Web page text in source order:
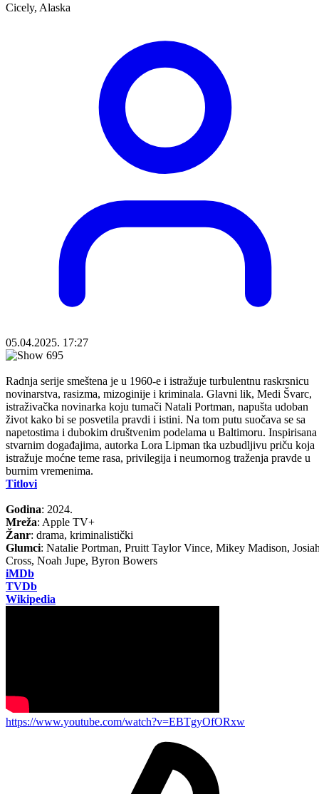
Cicely, Alaska
05.04.2025. 17:27
Radnja serije smeštena je u 1960-e i istražuje turbulentnu raskrsnicu
novinarstva, rasizma, mizoginije i kriminala. Glavni lik, Medi Švarc,
istraživačka novinarka koju tumači Natali Portman, napušta udoban
život kako bi se posvetila pravdi i istini. Na tom putu suočava se sa
napetostima i dubokim društvenim podelama u Baltimoru. Inspirisana
stvarnim događajima, autorka Lora Lipman tka uzbudljivu priču koja
istražuje moćne teme rasa, privilegija i neumornog traženja pravde u
burnim vremenima.
Titlovi
Godina: 2024.
Mreža: Apple TV+
Žanr: drama, kriminalistički
Glumci: Natalie Portman, Pruitt Taylor Vince, Mikey Madison,
Cross, Noah Jupe, Byron Bowers
iMDb
TVDb
Wikipedia
https://www.youtube.com/watch?v=EBTgyOfORxw